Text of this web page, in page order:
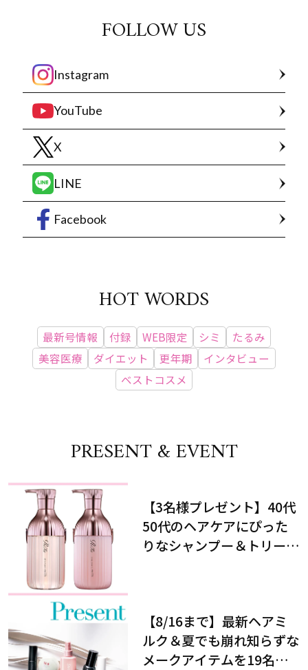
FOLLOW US
Instagram
YouTube
X
LINE
Facebook
HOT WORDS
最新号情報 付録 WEB限定 シミ
たるみ
美容医療
ダイエット 更年期
インタビュー
ベストコスメ
PRESENT & EVENT
【3名様プレゼント】40代
50代のヘアケアにぴった
りなシャンプー＆トリート
【8/16まで】最新ヘアミ
ルク＆夏でも崩れ知らずな
メークアイテムを19名様